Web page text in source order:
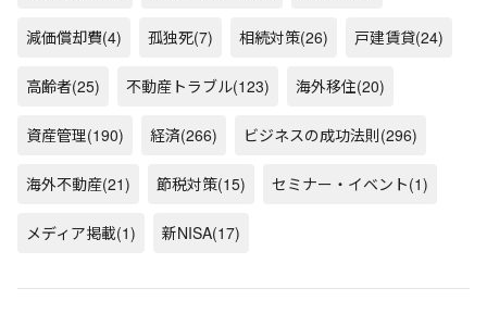
減価償却費(4) 孤独死(7) 相続対策(26) 戸建賃貸(24)
高齢者(25) 不動産トラブル(123) 海外移住(20)
資産管理(190) 経済(266) ビジネスの成功法則(296)
海外不動産(21) 節税対策(15) セミナー・イベント(1)
メディア掲載(1) 新NISA(17)